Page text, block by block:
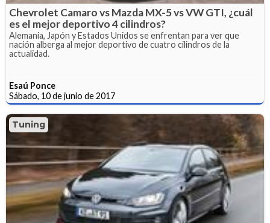
Chevrolet Camaro vs Mazda MX-5 vs VW GTI, ¿cuál
es el mejor deportivo 4 cilindros?
Alemania, Japón y Estados Unidos se enfrentan para ver que
nación alberga al mejor deportivo de cuatro cilindros de la
actualidad.
Esaú Ponce
Sábado, 10 de junio de 2017
Tuning